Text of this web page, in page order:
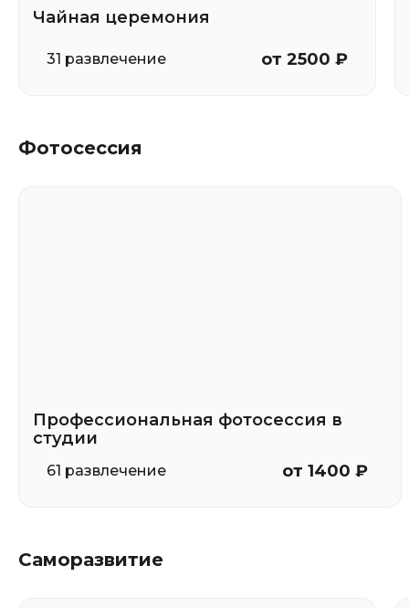
Чайная церемония
31 развлечение от 2500 ₽
Фотосессия
Профессиональная фотосессия в
студии
61 развлечение от 1400 ₽
Саморазвитие